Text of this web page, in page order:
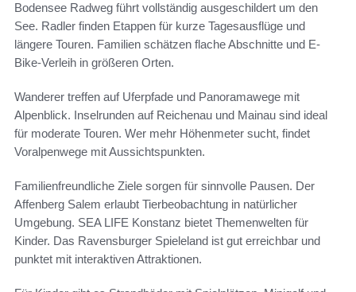
Bodensee Radweg führt vollständig ausgeschildert um den
See. Radler finden Etappen für kurze Tagesausflüge und
längere Touren. Familien schätzen flache Abschnitte und E-
Bike-Verleih in größeren Orten.
Wanderer treffen auf Uferpfade und Panoramawege mit
Alpenblick. Inselrunden auf Reichenau und Mainau sind ideal
für moderate Touren. Wer mehr Höhenmeter sucht, findet
Voralpenwege mit Aussichtspunkten.
Familienfreundliche Ziele sorgen für sinnvolle Pausen. Der
Affenberg Salem erlaubt Tierbeobachtung in natürlicher
Umgebung. SEA LIFE Konstanz bietet Themenwelten für
Kinder. Das Ravensburger Spieleland ist gut erreichbar und
punktet mit interaktiven Attraktionen.